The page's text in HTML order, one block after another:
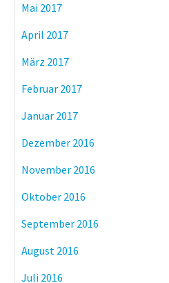
Mai 2017
April 2017
März 2017
Februar 2017
Januar 2017
Dezember 2016
November 2016
Oktober 2016
September 2016
August 2016
Juli 2016